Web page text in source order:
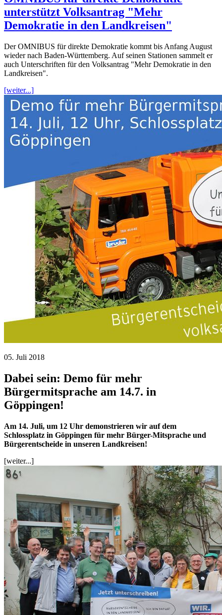
unterstützt Volksantrag "Mehr
Demokratie in den Landkreisen"
Der OMNIBUS für direkte Demokratie kommt bis Anfang August
wieder nach Baden-Württemberg. Auf seinen Stationen sammelt er
auch Unterschriften für den Volksantrag "Mehr Demokratie in den
Landkreisen".
[weiter...]
05. Juli 2018
Dabei sein: Demo für mehr
Bürgermitsprache am 14.7. in
Göppingen!
Am 14. Juli, um 12 Uhr demonstrieren wir auf dem
Schlossplatz in Göppingen für mehr Bürger-Mitsprache und
Bürgerentscheide in unseren Landkreisen!
[weiter...]